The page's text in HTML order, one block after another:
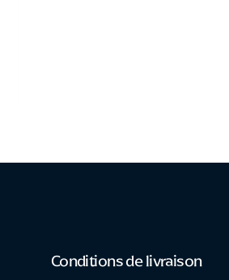
Conditions de livraison